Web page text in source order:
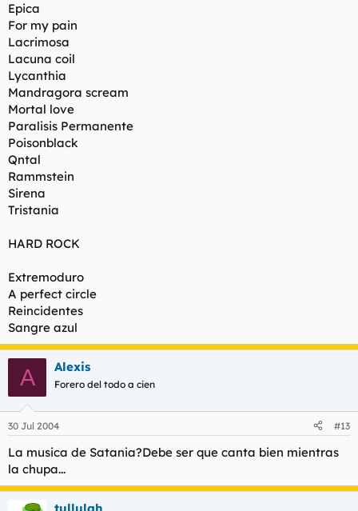
Epica
For my pain
Lacrimosa
Lacuna coil
Lycanthia
Mandragora scream
Mortal love
Paralisis Permanente
Poisonblack
Qntal
Rammstein
Sirena
Tristania
HARD ROCK
Extremoduro
A perfect circle
Reincidentes
Sangre azul
A Alexis
Forero del todo a cien
30 Jul 2004 #13
La musica de Satania?Debe ser que canta bien mientras
la chupa...
tullulah